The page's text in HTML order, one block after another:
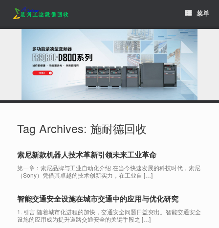
content
菜单
Tag Archives: 施耐德回收
索尼新款机器人技术革新引领未来工业革命
第一章：索尼品牌与工业自动化介绍 在当今快速发展的科技时代，索尼
（Sony）凭借其卓越的技术创新实力，在工业自 […]
智能交通安全设施在城市交通中的应用与优化研究
1. 引言 随着城市化进程的加快，交通安全问题日益突出。智能交通安全
设施的应用成为提升道路交通安全的关键手段之 […]